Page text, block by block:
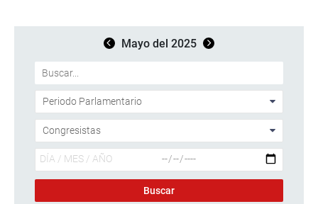
Mayo del 2025